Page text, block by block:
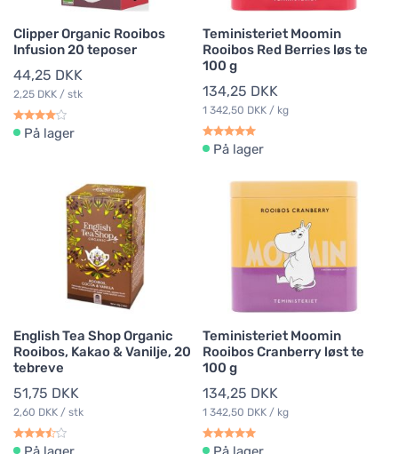
Clipper Organic Rooibos
Infusion 20 teposer
44,25 DKK
2,25 DKK / stk
På lager
Teministeriet Moomin
Rooibos Red Berries løs te
100 g
134,25 DKK
1 342,50 DKK / kg
På lager
English Tea Shop Organic
Rooibos, Kakao & Vanilje, 20
tebreve
51,75 DKK
2,60 DKK / stk
Teministeriet Moomin
Rooibos Cranberry løst te
100 g
134,25 DKK
1 342,50 DKK / kg